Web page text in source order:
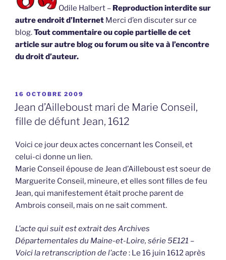
Odile Halbert – Reproduction interdite sur
autre endroit d’Internet Merci d’en discuter sur ce
blog.Tout commentaire ou copie partielle de cet
article sur autre blog ou forum ou site va à l’encontre
du droit d’auteur.
PUBLIÉ
LE
16 OCTOBRE 2009
Jean d’Ailleboust mari de Marie Conseil,
fille de défunt Jean, 1612
Voici ce jour deux actes concernant les Conseil, et
celui-ci donne un lien.
Marie Conseil épouse de Jean d’Ailleboust est soeur de
Marguerite Conseil, mineure, et elles sont filles de feu
Jean, qui manifestement était proche parent de
Ambrois conseil, mais on ne sait comment.
L’acte qui suit est extrait des Archives
Départementales du Maine-et-Loire, série 5E121 –
Voici la retranscription de l’acte: Le 16 juin 1612 après